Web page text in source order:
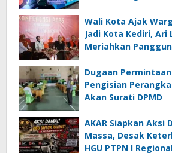
Wali Kota Ajak
Jadi Kota Kediri, Ari
Meriahkan
Dugaan
Pengisian
Akan Surati DPMD
AKAR Siapkan Aksi
Massa, Desak
HGU PTPN I